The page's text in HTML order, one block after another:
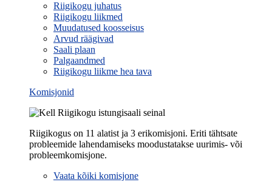
Riigikogu juhatus
Riigikogu liikmed
Muudatused koosseisus
Arvud räägivad
Saali plaan
Palgaandmed
Riigikogu liikme hea tava
Komisjonid
Riigikogus on 11 alatist ja 3 erikomisjoni. Eriti tähtsate
probleemide lahendamiseks moodustatakse uurimis- või
probleemkomisjone.
Vaata kõiki komisjone